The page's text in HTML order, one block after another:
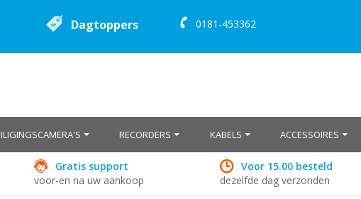
Dagtoppers 0181-453362
RECORDERS KABELS ACCESSOIRES
Gratis support
voor-en na uw aankoop
Voor 15.00 besteld
dezelfde dag verzonden